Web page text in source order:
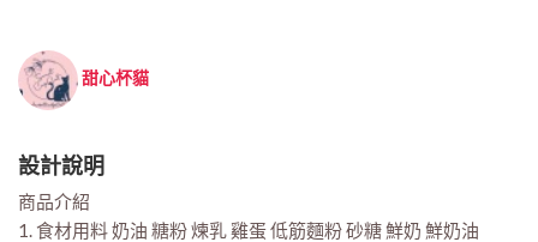
甜心杯貓
設計說明
商品介紹
1. 食材用料 奶油 糖粉 煉乳 雞蛋 低筋麵粉 砂糖 鮮奶 鮮奶油